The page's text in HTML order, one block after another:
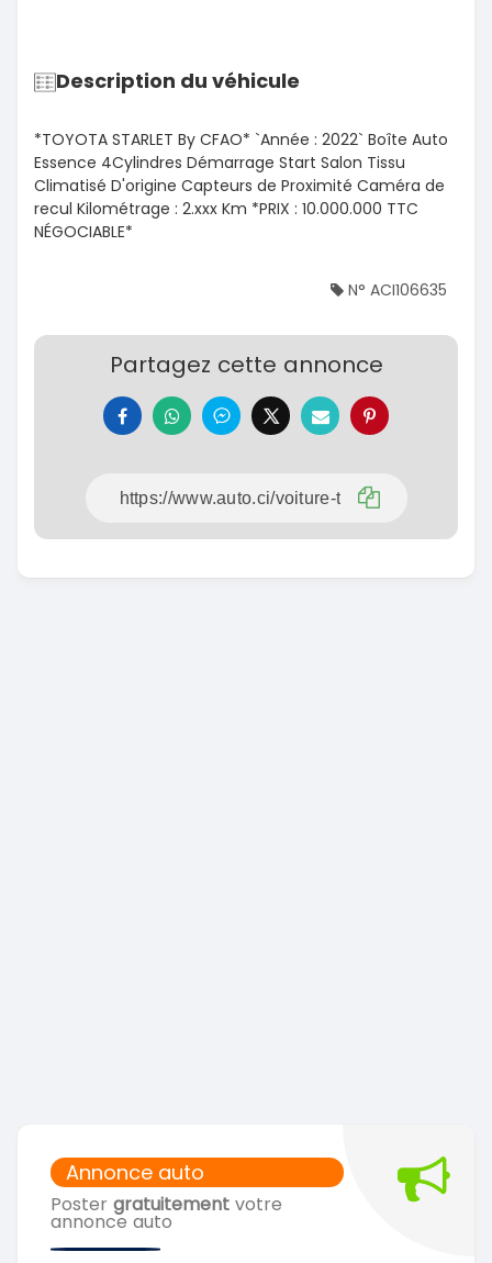
Annonce auto
Poster gratuitement votre
annonce auto
Description du véhicule
*TOYOTA STARLET By CFAO* `Année : 2022` Boîte Auto
Essence 4Cylindres Démarrage Start Salon Tissu
Climatisé D'origine Capteurs de Proximité Caméra de
recul Kilométrage : 2.xxx Km *PRIX : 10.000.000 TTC
NÉGOCIABLE*
N° ACI106635
Partagez cette annonce